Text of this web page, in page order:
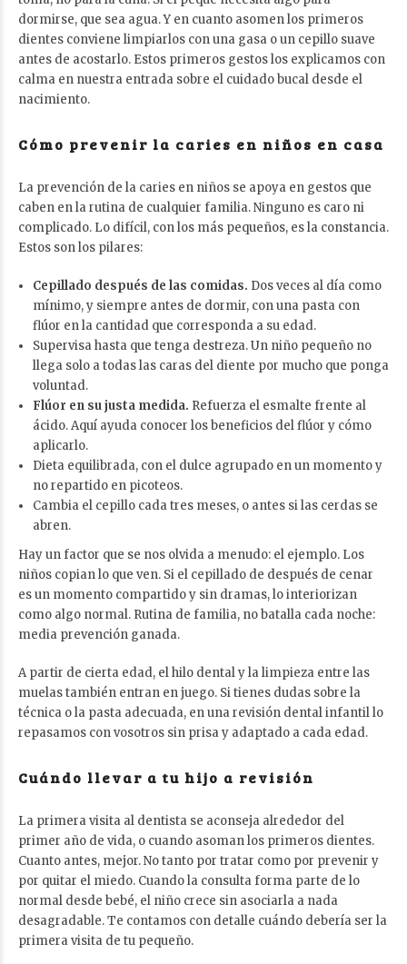
dormirse, que sea agua. Y en cuanto asomen los primeros
dientes conviene limpiarlos con una gasa o un cepillo suave
antes de acostarlo. Estos primeros gestos los explicamos con
calma en nuestra entrada sobre el cuidado bucal desde el
nacimiento.
Cómo prevenir la caries en niños en casa
La prevención de la caries en niños se apoya en gestos que
caben en la rutina de cualquier familia. Ninguno es caro ni
complicado. Lo difícil, con los más pequeños, es la constancia.
Estos son los pilares:
Cepillado después de las comidas. Dos veces al día como
mínimo, y siempre antes de dormir, con una pasta con
flúor en la cantidad que corresponda a su edad.
Supervisa hasta que tenga destreza. Un niño pequeño no
llega solo a todas las caras del diente por mucho que ponga
voluntad.
Flúor en su justa medida. Refuerza el esmalte frente al
ácido. Aquí ayuda conocer los beneficios del flúor y cómo
aplicarlo.
Dieta equilibrada, con el dulce agrupado en un momento y
no repartido en picoteos.
Cambia el cepillo cada tres meses, o antes si las cerdas se
abren.
Hay un factor que se nos olvida a menudo: el ejemplo. Los
niños copian lo que ven. Si el cepillado de después de cenar
es un momento compartido y sin dramas, lo interiorizan
como algo normal. Rutina de familia, no batalla cada noche:
media prevención ganada.
A partir de cierta edad, el hilo dental y la limpieza entre las
muelas también entran en juego. Si tienes dudas sobre la
técnica o la pasta adecuada, en unarevisión dental infantillo
repasamos con vosotros sin prisa y adaptado a cada edad.
Cuándo llevar a tu hijo a revisión
La primera visita al dentista se aconseja alrededor del
primer año de vida, o cuando asoman los primeros dientes.
Cuanto antes, mejor. No tanto por tratar como por prevenir y
por quitar el miedo. Cuando la consulta forma parte de lo
normal desde bebé, el niño crece sin asociarla a nada
desagradable. Te contamos con detalle cuándo debería ser la
primera visita de tu pequeño.